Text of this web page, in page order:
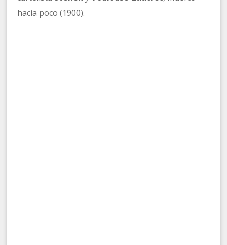
hacía poco (1900).